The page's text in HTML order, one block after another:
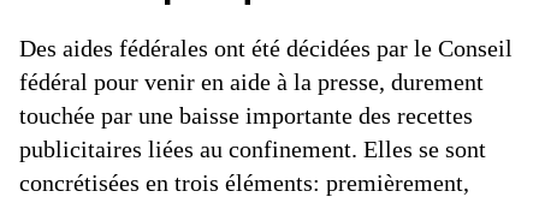
Des aides fédérales ont été décidées par le Conseil
fédéral pour venir en aide à la presse, durement
touchée par une baisse importante des recettes
publicitaires liées au confinement. Elles se sont
concrétisées en trois éléments: premièrement,